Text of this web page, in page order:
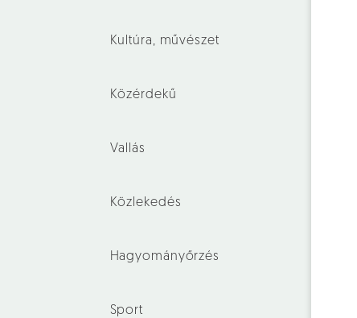
Kultúra, művészet
Közérdekű
Vallás
Közlekedés
Hagyományőrzés
Sport